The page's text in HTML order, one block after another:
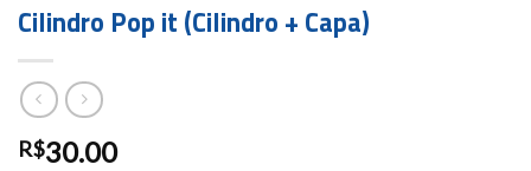
Cilindro Pop it (Cilindro + Capa)
R$30.00